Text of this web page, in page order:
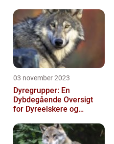
03 november 2023
Dyregrupper: En
Dybdegående Oversigt
for Dyreelskere og